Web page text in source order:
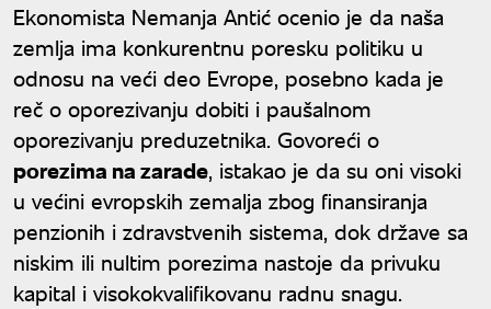
Ekonomista Nemanja Antić ocenio je da naša
zemlja ima konkurentnu poresku politiku u
odnosu na veći deo Evrope, posebno kada je
reč o oporezivanju dobiti i paušalnom
oporezivanju preduzetnika. Govoreći o
porezima na zarade, istakao je da su oni visoki
u većini evropskih zemalja zbog finansiranja
penzionih i zdravstvenih sistema, dok države sa
niskim ili nultim porezima nastoje da privuku
kapital i visokokvalifikovanu radnu snagu.